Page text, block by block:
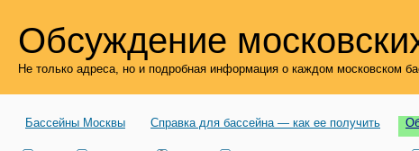
Обсуждение
Не только адреса, но и подробная информация о каждом московском
Бассейны Москвы Справка для бассейна — как ее получить